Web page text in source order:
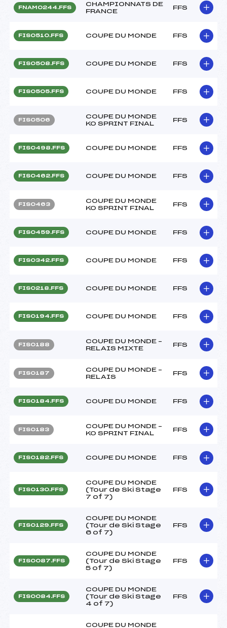
FNAM0244.FFS
CHAMPIONNATS DE
FRANCE
FFS
FIS0510.FFS COUPE DU MONDE FFS
FIS0508.FFS COUPE DU MONDE FFS
FIS0505.FFS COUPE DU MONDE FFS
FIS0506
COUPE DU MONDE
KO SPRINT FINAL
FFS
FIS0498.FFS COUPE DU MONDE FFS
FIS0462.FFS COUPE DU MONDE FFS
FIS0463
COUPE DU MONDE
KO SPRINT FINAL
FFS
FIS0459.FFS COUPE DU MONDE FFS
FIS0342.FFS COUPE DU MONDE FFS
FIS0218.FFS COUPE DU MONDE FFS
FIS0194.FFS COUPE DU MONDE FFS
FIS0188
COUPE DU MONDE –
RELAIS MIXTE
FFS
FIS0187
COUPE DU MONDE –
RELAIS
FFS
FIS0184.FFS COUPE DU MONDE FFS
FIS0183
COUPE DU MONDE –
KO SPRINT FINAL
FFS
FIS0182.FFS COUPE DU MONDE FFS
FIS0130.FFS
COUPE DU MONDE
(Tour de Ski Stage
7 of 7)
FFS
FIS0129.FFS
COUPE DU MONDE
(Tour de Ski Stage
6 of 7)
FFS
FIS0087.FFS
COUPE DU MONDE
(Tour de Ski Stage
5 of 7)
FFS
FIS0084.FFS
COUPE DU MONDE
(Tour de Ski Stage
4 of 7)
FFS
COUPE DU MONDE